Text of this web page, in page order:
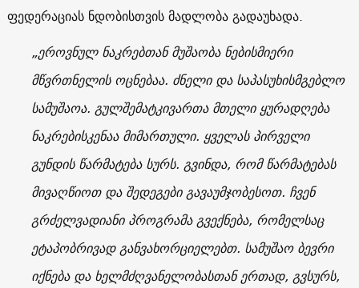
ფედერაციას ნდობისთვის მადლობა გადაუხადა.
„ეროვნულ ნაკრებთან მუშაობა ნებისმიერი
მწვრთნელის ოცნებაა. ძნელი და საპასუხისმგებლო
სამუშაოა. გულშემატკივართა მთელი ყურადღება
ნაკრებისკენაა მიმართული. ყველას პირველი
გუნდის წარმატება სურს. გვინდა, რომ წარმატებას
მივაღწიოთ და შედეგები გავაუმჯობესოთ. ჩვენ
გრძელვადიანი პროგრამა გვექნება, რომელსაც
ეტაპობრივად განვახორციელებთ. სამუშაო ბევრი
იქნება და ხელმძღვანელობასთან ერთად, გვსურს,